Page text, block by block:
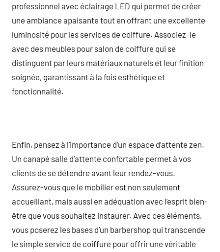
professionnel avec éclairage LED qui permet de créer
une ambiance apaisante tout en offrant une excellente
luminosité pour les services de coiffure. Associez-le
avec des meubles pour salon de coiffure qui se
distinguent par leurs matériaux naturels et leur finition
soignée, garantissant à la fois esthétique et
fonctionnalité.
Enfin, pensez à l’importance d’un espace d’attente zen.
Un canapé salle d’attente confortable permet à vos
clients de se détendre avant leur rendez-vous.
Assurez-vous que le mobilier est non seulement
accueillant, mais aussi en adéquation avec l’esprit bien-
être que vous souhaitez instaurer. Avec ces éléments,
vous poserez les bases d’un barbershop qui transcende
le simple service de coiffure pour offrir une véritable